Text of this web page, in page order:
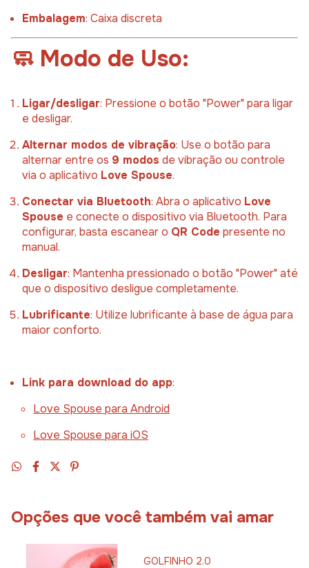
Embalagem: Caixa discreta
🧼 Modo de Uso:
Ligar/desligar: Pressione o botão "Power" para ligar
e desligar.
Alternar modos de vibração: Use o botão para
alternar entre os 9 modos de vibração ou controle
via o aplicativo Love Spouse.
Conectar via Bluetooth: Abra o aplicativo Love
Spouse e conecte o dispositivo via Bluetooth. Para
configurar, basta escanearo QR Code presente no
manual.
Desligar: Mantenha pressionado o botão "Power" até
que o dispositivo desligue completamente.
Lubrificante: Utilize lubrificante à base de água para
maiorconforto.
Link para download do app:
Love Spouse para Android
Love Spouse para iOS
Opções que você também vai amar
GOLFINHO 2.0